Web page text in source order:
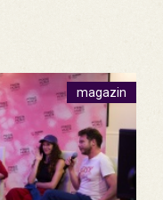
magazin